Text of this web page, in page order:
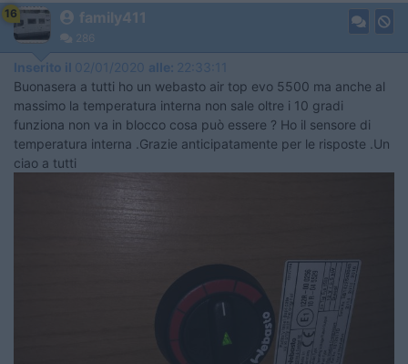
16 family411
286
Inserito il 02/01/2020 alle: 22:33:11
Buonasera a tutti ho un webasto air top evo 5500 ma anche al
massimo la temperatura interna non sale oltre i 10 gradi
funziona non va in blocco cosa può essere ? Ho il sensore di
temperatura interna .Grazie anticipatamente per le risposte .Un
ciao a tutti